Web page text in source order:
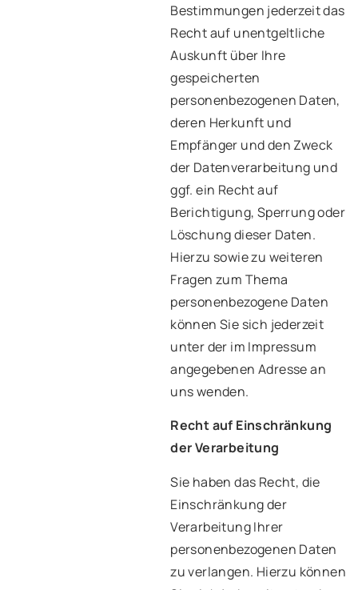
Bestimmungen jederzeit das
Recht auf unentgeltliche
Auskunft über Ihre
gespeicherten
personenbezogenen Daten,
deren Herkunft und
Empfänger und den Zweck
der Datenverarbeitung und
ggf. ein Recht auf
Berichtigung, Sperrung oder
Löschung dieser Daten.
Hierzu sowie zu weiteren
Fragen zum Thema
personenbezogene Daten
können Sie sich jederzeit
unter der im Impressum
angegebenen Adresse an
uns wenden.
Recht auf Einschränkung
der Verarbeitung
Sie haben das Recht, die
Einschränkung der
Verarbeitung Ihrer
personenbezogenen Daten
zu verlangen. Hierzu können